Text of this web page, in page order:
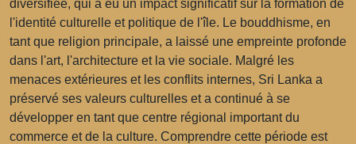
diversifiée, qui a eu un impact significatif sur la formation de
l'identité culturelle et politique de l'île. Le bouddhisme, en
tant que religion principale, a laissé une empreinte profonde
dans l'art, l'architecture et la vie sociale. Malgré les
menaces extérieures et les conflits internes, Sri Lanka a
préservé ses valeurs culturelles et a continué à se
développer en tant que centre régional important du
commerce et de la culture. Comprendre cette période est